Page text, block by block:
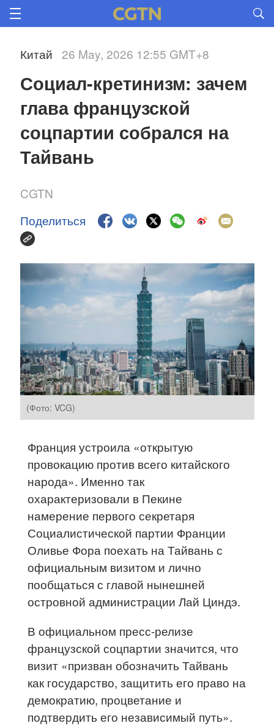
Китай 26 May, 2026 12:55 GMT+8
Социал-кретинизм: зачем
глава французской
соцпартии собрался на
Тайвань
CGTN
Поделиться
(Фото: VCG)
Франция устроила «открытую
провокацию против всего китайского
народа». Именно так
охарактеризовали в Пекине
намерение первого секретаря
Социалистической партии Франции
Оливье Фора поехать на Тайвань с
официальным визитом и лично
пообщаться с главой нынешней
островной администрации Лай Циндэ.
В официальном пресс-релизе
французской соцпартии значится, что
визит «призван обозначить Тайвань
как государство, защитить его право на
демократию, процветание и
подтвердить его независимый путь».